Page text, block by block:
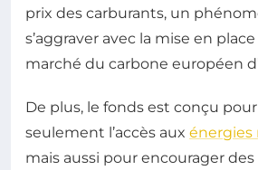
prix des carburants, un
s’aggraver avec la mise en
marché du carbone européen
De plus, le fonds est conçu
seulement l’accès aux énergies
mais aussi pour encourager